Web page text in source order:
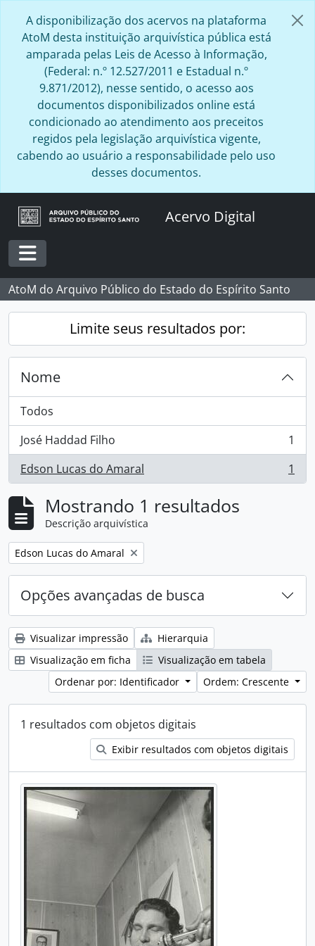
A disponibilização dos acervos na plataforma
AtoM desta instituição arquivística pública está
amparada pelas Leis de Acesso à Informação,
(Federal: n.º 12.527/2011 e Estadual n.º
9.871/2012), nesse sentido, o acesso aos
documentos disponibilizados online está
condicionado ao atendimento aos preceitos
regidos pela legislação arquivística vigente,
cabendo ao usuário a responsabilidade pelo uso
desses documentos.
Acervo Digital
Toggle navigation
AtoM do Arquivo Público do Estado do Espírito Santo
Limite seus resultados por:
Nome
Todos
José Haddad Filho
, 1 resultados
1
Edson Lucas do Amaral
, 1 resultados 1
Mostrando 1 resultados
Descrição arquivística
Remover filtro:
Edson Lucas do Amaral
Opções avançadas de busca
Visualizar impressão
Hierarquia
Visualização em ficha
Visualização em tabela
Ordenar por: Identificador
Ordem: Crescente
1 resultados com objetos digitais
Exibir resultados com objetos digitais